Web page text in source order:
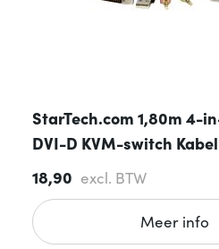
StarTech.com 1,80m 4-
DVI-D KVM-switch
18,90 excl. BTW
Meer info